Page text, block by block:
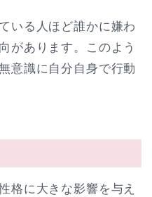
いる人ほど誰かに嫌わ
があります。このよう
意識に自分自身で行動
格に大きな影響を与え